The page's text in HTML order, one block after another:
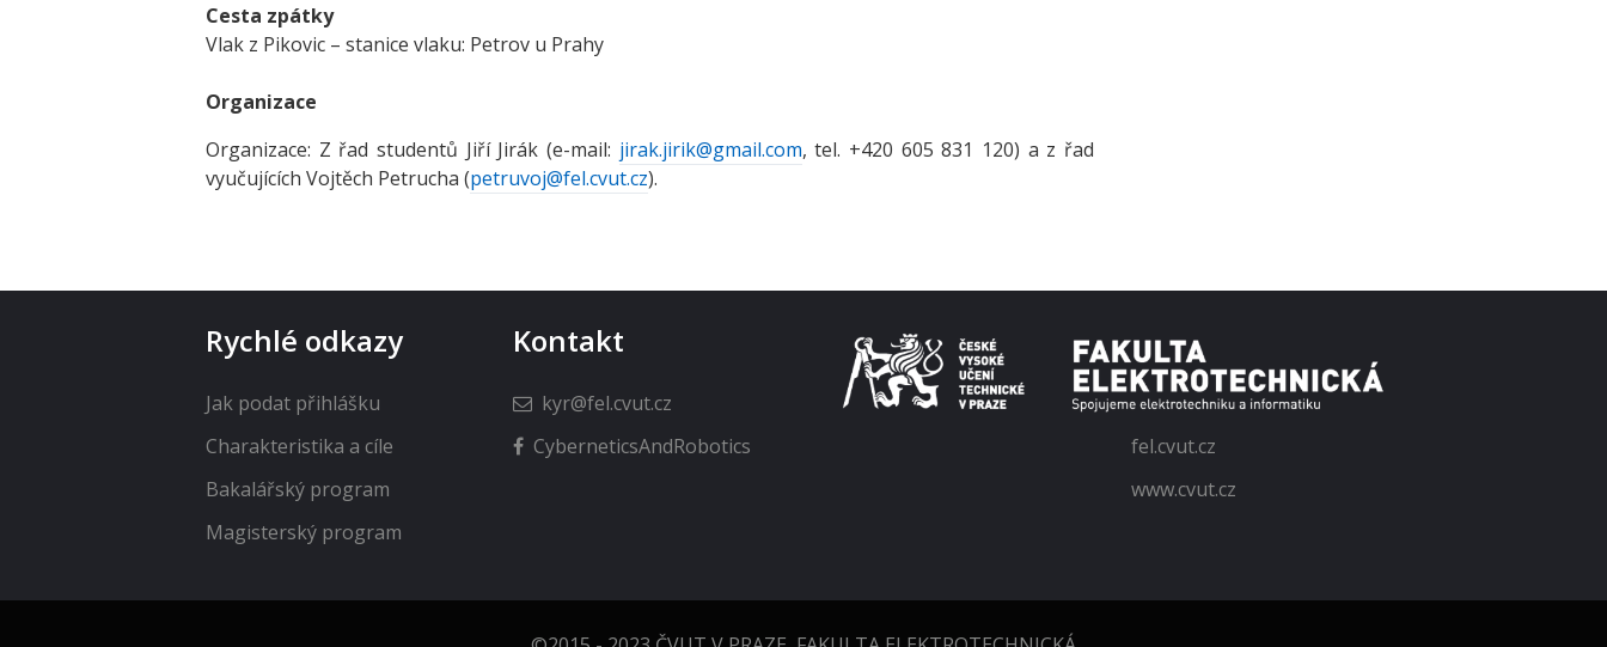
Cesta zpátky
Vlak z Pikovic – stanice vlaku: Petrov u Prahy
Organizace
Organizace: Z řad studentů Jiří Jirák (e-mail: jirak.jirik@gmail.com, tel. +420 605 831 120) a z řad
vyučujících Vojtěch Petrucha (petruvoj@fel.cvut.cz).
Rychlé odkazy
Jak podat přihlášku
Charakteristika a cíle
Bakalářský program
Magisterský program
Kontakt
kyr@fel.cvut.cz
CyberneticsAndRobotics
fel.cvut.cz
www.cvut.cz